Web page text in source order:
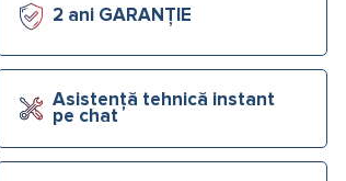
2 ani GARANȚIE
Asistență tehnică instant
pe chat